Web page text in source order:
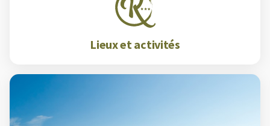
Lieux et activités